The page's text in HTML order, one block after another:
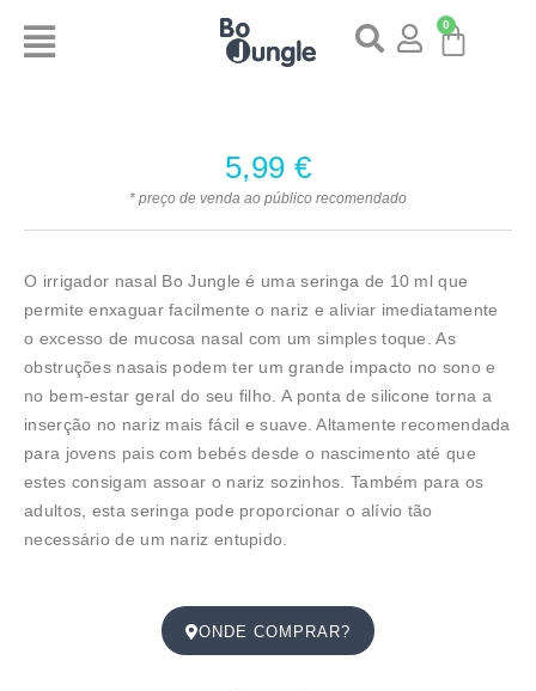
0
5,99 €
* preço de venda ao público recomendado
O irrigador nasal Bo Jungle é uma seringa de 10 ml que
permite enxaguar facilmente o nariz e aliviar imediatamente
o excesso de mucosa nasal com um simples toque. As
obstruções nasais podem ter um grande impacto no sono e
no bem-estar geral do seu filho. A ponta de silicone torna a
inserção no nariz mais fácil e suave.Altamente recomendada
para jovens pais com bebés desde o nascimento até que
estes consigam assoar o nariz sozinhos. Também para os
adultos, esta seringa pode proporcionar o alívio tão
necessário de um nariz entupido.
ONDE COMPRAR?